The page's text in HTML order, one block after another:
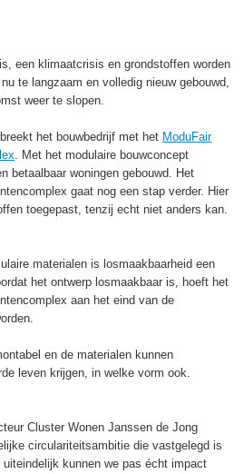
een klimaatcrisis en grondstoffen worden
te langzaam en volledig nieuw gebouwd,
weer te slopen.
het bouwbedrijf met het ModuFair
. Met het modulaire bouwconcept
betaalbaar woningen gebouwd. Het
gaat nog een stap verder. Hier
toegepast, tenzij echt niet anders kan.
materialen is losmaakbaarheid een
het ontwerp losmaakbaar is, hoeft het
aan het eind van de
en de materialen kunnen
leven krijgen, in welke vorm ook.
Cluster Wonen Janssen de Jong
circulariteitsambitie die vastgelegd is
kunnen we pas écht impact